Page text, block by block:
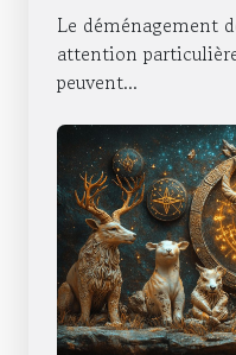
Le déménagement
attention
peuvent...